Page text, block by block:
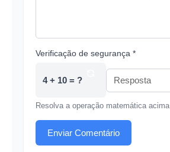
Verificação de segurança *
4 + 10 = ?
Resolva a operação matemática acima
Enviar Comentário